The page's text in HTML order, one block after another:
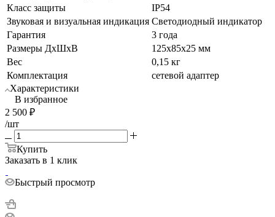
Класс защиты
IP54
Звуковая и визуальная индикация Светодиодный индикатор
Гарантия
3 года
Размеры ДхШхВ
125x85x25 мм
Вес
0,15 кг
Комплектация
сетевой адаптер
Характеристики
В избранное
2 500 ₽
/шт
Купить
Заказать в 1 клик
Быстрый просмотр